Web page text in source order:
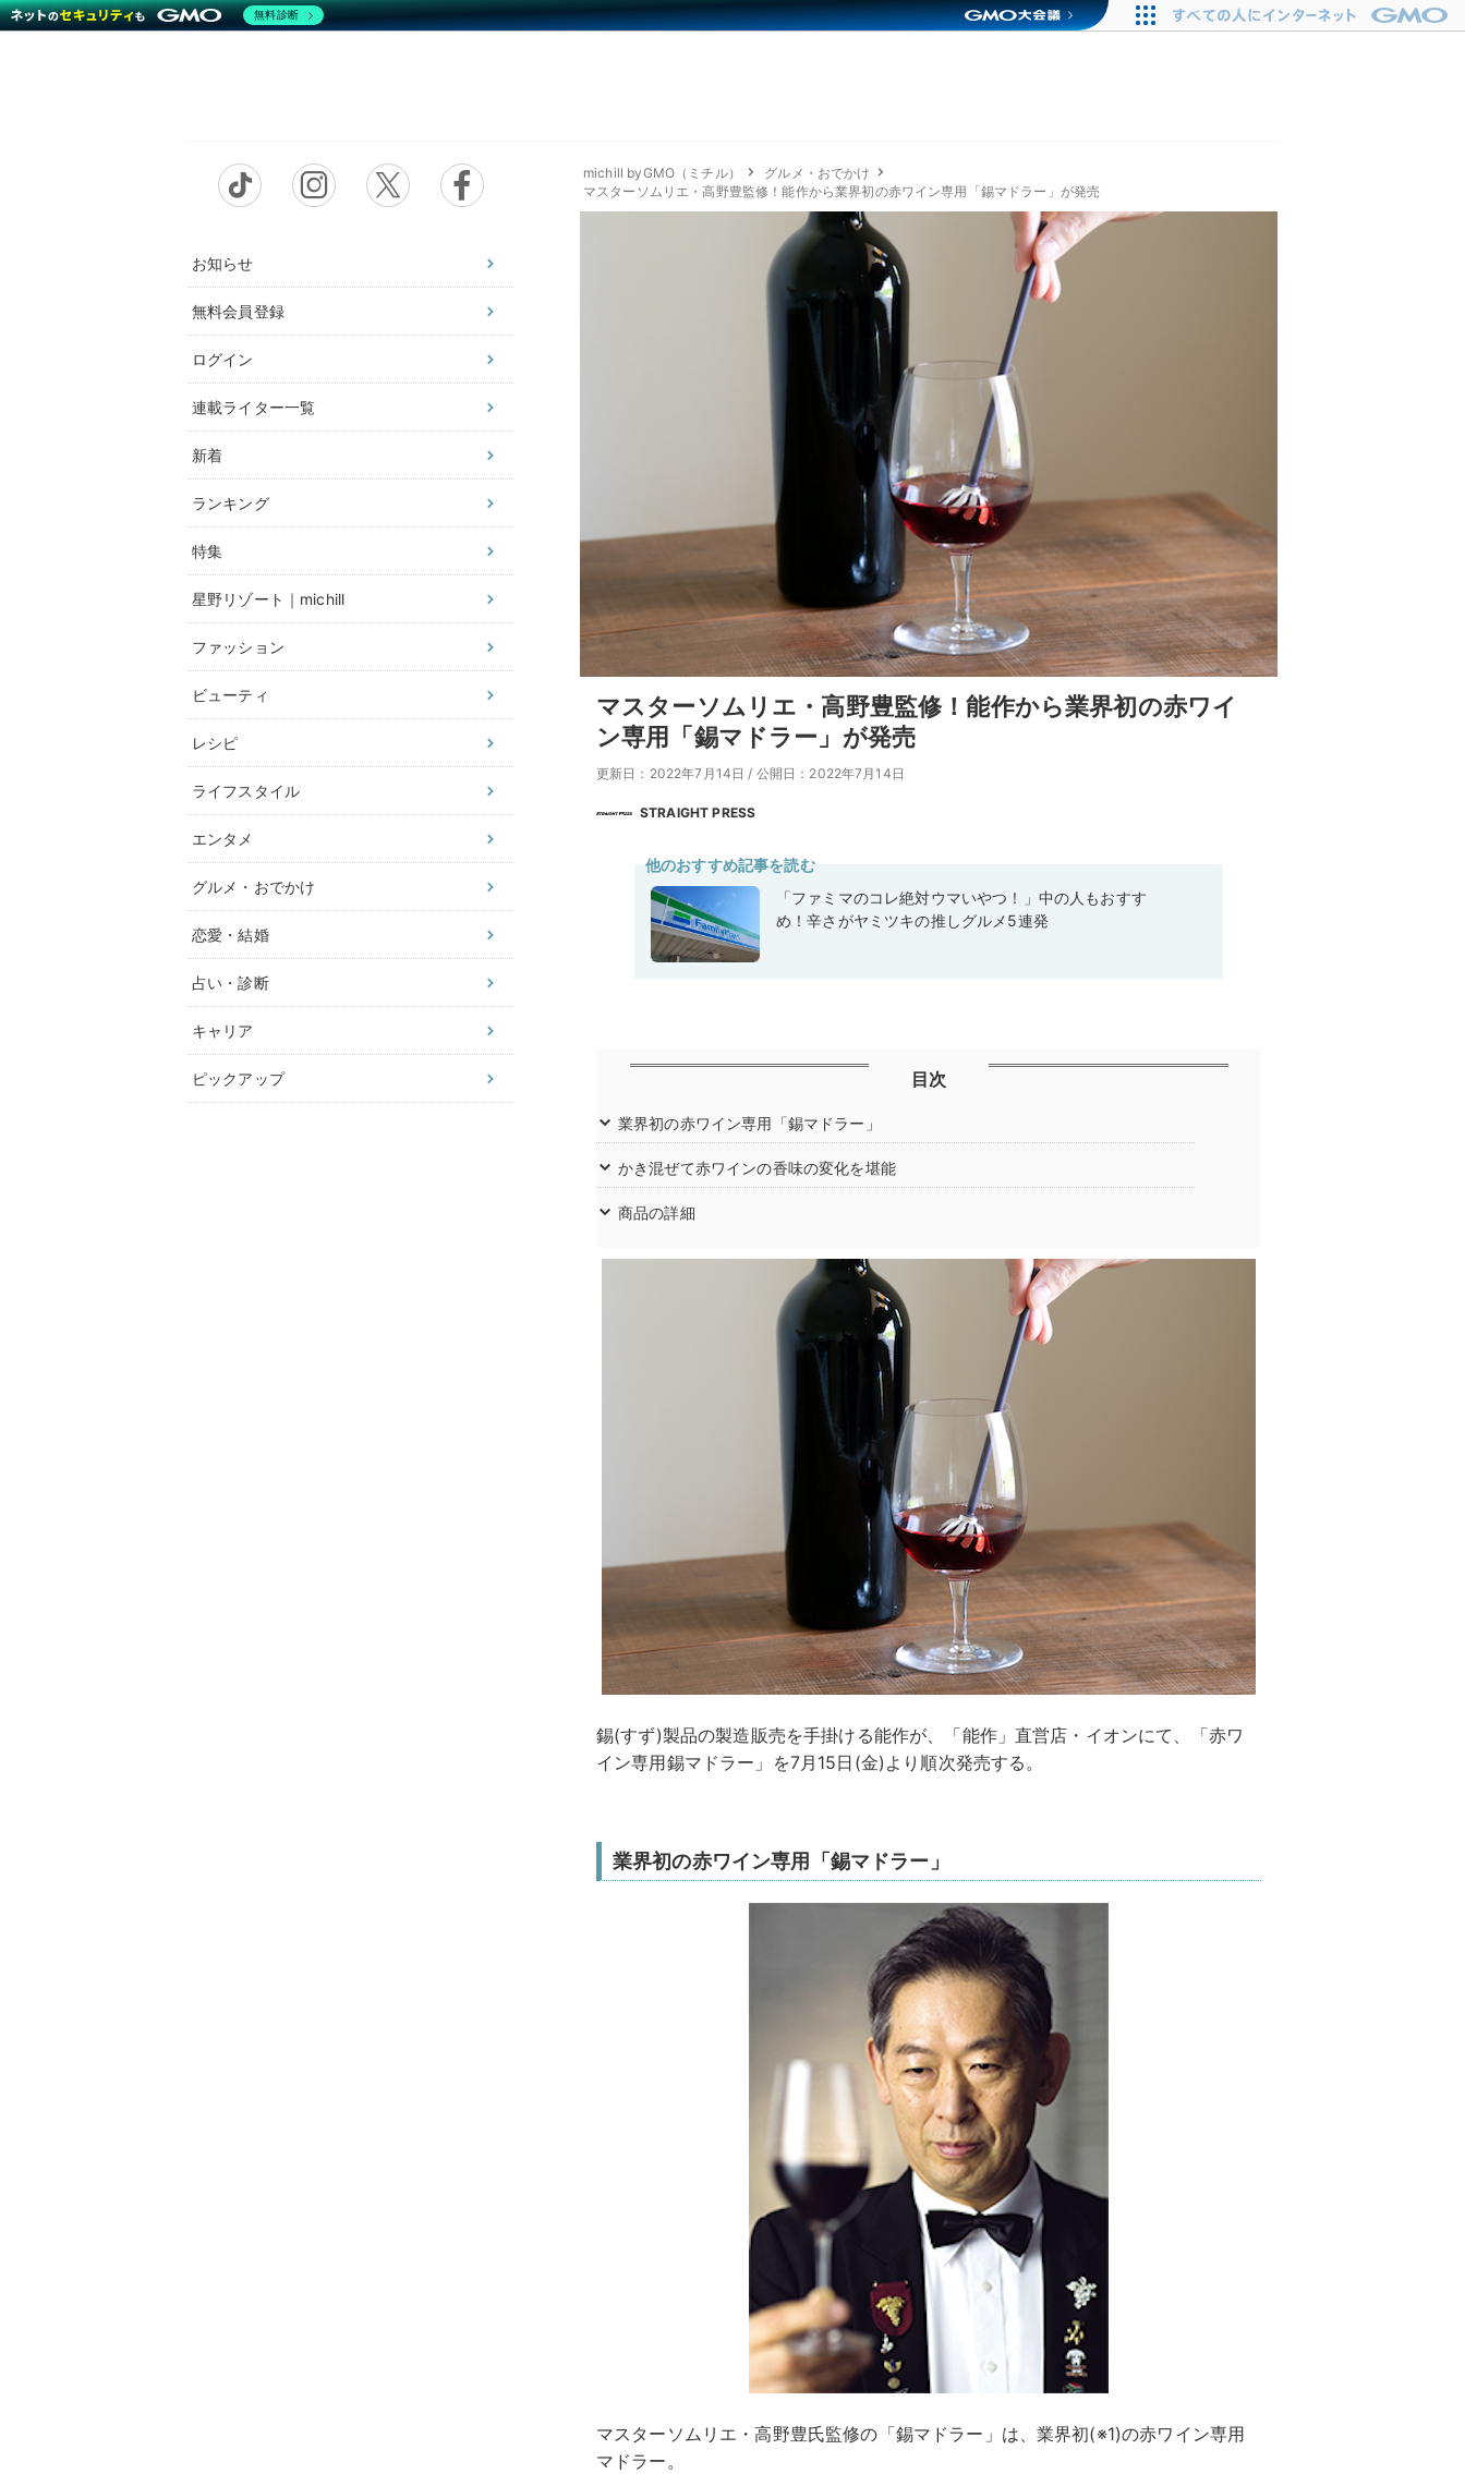
お知らせ
無料会員登録
ログイン
連載ライター一覧
新着
ランキング
特集
星野リゾート｜michill
ファッション
ビューティ
レシピ
ライフスタイル
エンタメ
グルメ・おでかけ
恋愛・結婚
占い・診断
キャリア
ピックアップ
michill byGMO（ミチル）
グルメ・おでかけ
マスターソムリエ・高野豊監修！能作から業界初の赤ワイン専用「錫マドラー」が発売
マスターソムリエ・高野豊監修！能作から業界初の赤ワイ
ン専用「錫マドラー」が発売
更新日：2022年7月14日 / 公開日：2022年7月14日
STRAIGHT PRESS
他のおすすめ記事を読む
「ファミマのコレ絶対ウマいやつ！」中の人もおすす
め！辛さがヤミツキの推しグルメ5連発
目次
業界初の赤ワイン専用「錫マドラー」
かき混ぜて赤ワインの香味の変化を堪能
商品の詳細
錫(すず)製品の製造販売を手掛ける能作が、「能作」直営店・イオンにて、「赤ワ
イン専用錫マドラー」を7月15日(金)より順次発売する。
業界初の赤ワイン専用「錫マドラー」
マスターソムリエ・高野豊氏監修の「錫マドラー」は、業界初(※1)の赤ワイン専用
マドラー。
無料診断